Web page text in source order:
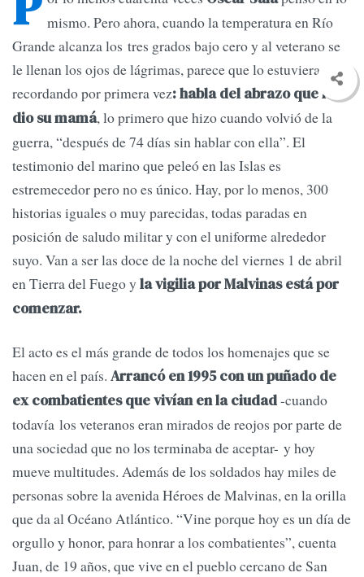
mismo. Pero ahora, cuando la temperatura en Río
Grande alcanza los tres grados bajo cero y al veterano se
le llenan los ojos de lágrimas, parece que lo estuviera
recordando por primera vez: habla del abrazo que le
dio su mamá, lo primero que hizo cuando volvió de la
guerra, “después de 74 días sin hablar con ella”. El
testimonio del marino que peleó en las Islas es
estremecedor pero no es único. Hay, por lo menos, 300
historias iguales o muy parecidas, todas paradas en
posición de saludo militar y con el uniforme alrededor
suyo. Van a ser las doce de la noche del viernes 1 de abril
en Tierra del Fuego y la vigilia por Malvinas está por
comenzar.
El acto es el más grande de todos los homenajes que se
hacen en el país. Arrancó en 1995 con un puñado de
ex combatientes que vivían en la ciudad-cuando
todavía los veteranos eran mirados de reojos por parte de
una sociedad que no los terminaba de aceptar- y hoy
mueve multitudes. Además de los soldados hay miles de
personas sobre la avenida Héroes de Malvinas, en la orilla
que da al Océano Atlántico. “Vine porque hoy es un día de
orgullo y honor, para honrar a los combatientes”, cuenta
Juan, de 19 años, que vive en el pueblo cercano de San